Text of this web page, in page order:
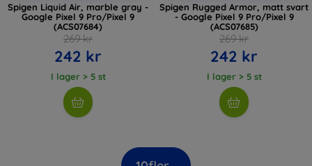
Spigen Liquid Air, marble gray -
Google Pixel 9 Pro/Pixel 9
(ACS07684)
269 kr
242 kr
I lager > 5 st
Spigen Rugged Armor, matt svart
- Google Pixel 9 Pro/Pixel 9
(ACS07685)
269 kr
242 kr
I lager > 5 st